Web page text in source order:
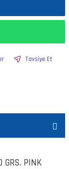
Tavsiye Et
PINK